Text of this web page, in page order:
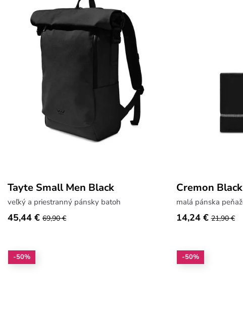
Tayte Small Men Black
veľký a priestranný pánsky batoh
45,44 € 69,90 €
Cremon Black
malá pánska
14,24 € 21,90 €
-50% -50%